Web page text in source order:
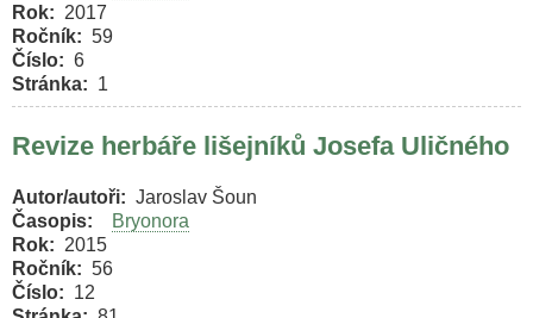
Rok
2017
Ročník
59
Číslo
6
Stránka
1
Revize herbáře lišejníků Josefa Uličného
Autor/autoři
Jaroslav Šoun
Časopis
Bryonora
Rok
2015
Ročník
56
Číslo
12